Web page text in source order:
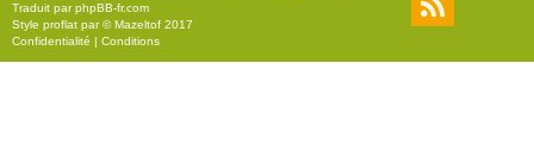
r
Traduit parphpBB-fr.com
Style proflat par ©Mazeltof 2017
Confidentialité | Conditions